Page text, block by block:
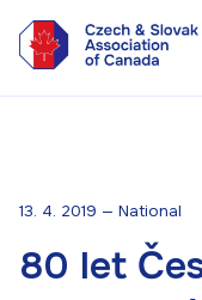
13. 4. 2019 — National
80 let